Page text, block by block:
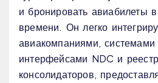
и бронировать авиабилеты
времени. Он легко
авиакомпаниями,
интерфейсами NDC и
консолидаторов,